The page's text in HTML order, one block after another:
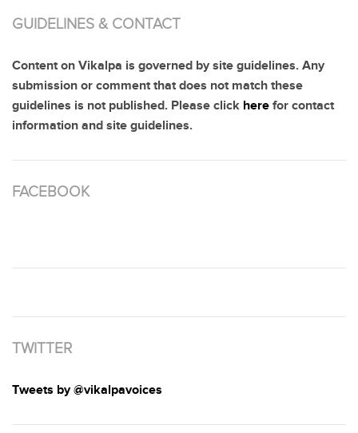
GUIDELINES & CONTACT
Content on Vikalpa is governed by site guidelines. Any
submission or comment that does not match these
guidelines is not published. Please click here for contact
information and site guidelines.
FACEBOOK
TWITTER
Tweets by @vikalpavoices